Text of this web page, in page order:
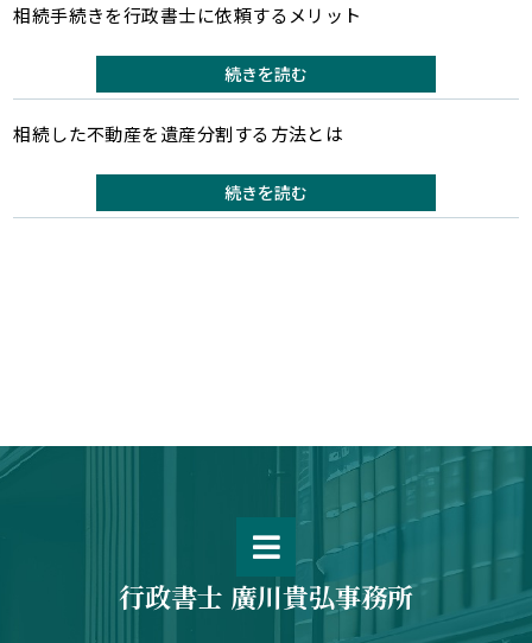
相続手続きを行政書士に依頼するメリット
続きを読む
相続した不動産を遺産分割する方法とは
続きを読む
行政書士 廣川貴弘事務所